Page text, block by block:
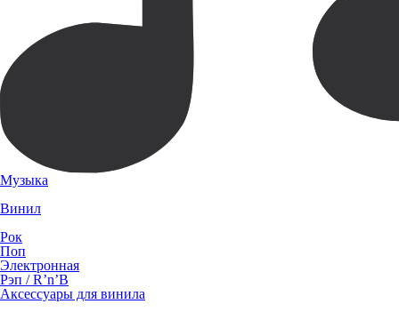
Музыка
Винил
Рок
Поп
Электронная
Рэп / R’n’B
Аксессуары для винила